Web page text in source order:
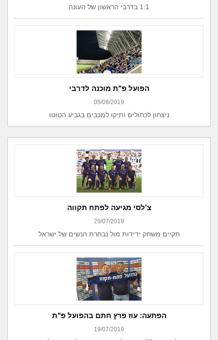
1:1 בדרבי הראשון של העונה
הפועל פ"ת מוכנה לדרבי
05/08/2019
ניצחון לכחולים ותיקו למכבים בגביע הטוטו
צ'לסי מגיעה לפתח תקווה
29/07/2019
תקיים משחק ידידות מול נבחרת הנשים של ישראל
הפתעה: עוז פרץ חתם בהפועל פ"ת
19/07/2019